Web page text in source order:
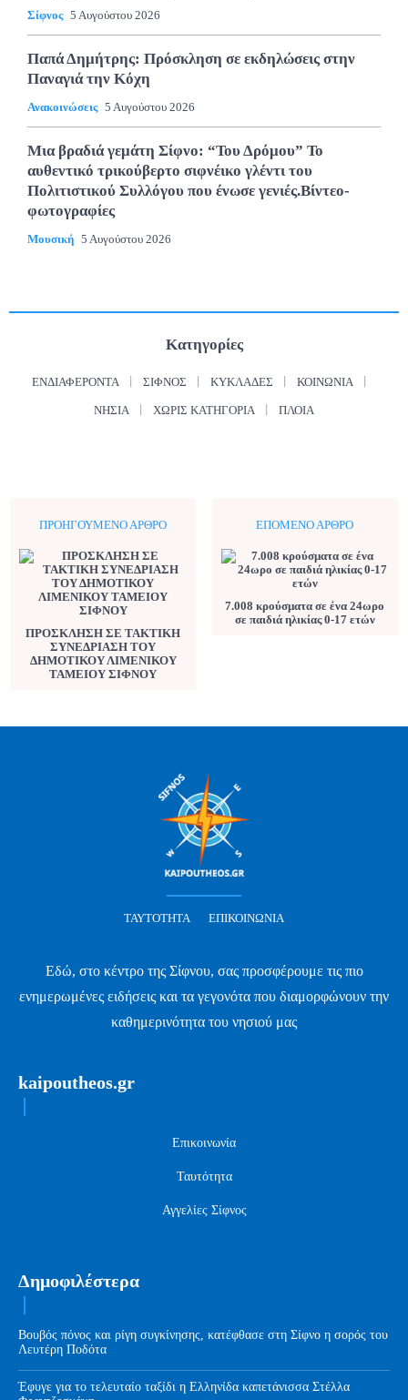
Σίφνος 5 Αυγούστου 2026
Παπά Δημήτρης: Πρόσκληση σε εκδηλώσεις στην
Παναγιά την Κόχη
Ανακοινώσεις 5 Αυγούστου 2026
Μια βραδιά γεμάτη Σίφνο: “Του Δρόμου” Το
αυθεντικό τρικούβερτο σιφνέικο γλέντι του
Πολιτιστικού Συλλόγου που ένωσε γενιές.Βίντεο-
φωτογραφίες
Μουσική 5 Αυγούστου 2026
Κατηγορίες
ΕΝΔΙΑΦΈΡΟΝΤΑ ΣΊΦΝΟΣ ΚΥΚΛΆΔΕΣ ΚΟΙΝΩΝΊΑ
ΝΗΣΙΆ ΧΩΡΊΣ ΚΑΤΗΓΟΡΊΑ ΠΛΟΊΑ
ΠΡΟΗΓΟΎΜΕΝΟ ΆΡΘΡΟ
ΠΡΟΣΚΛΗΣΗ ΣΕ ΤΑΚΤΙΚΗ
ΣΥΝΕΔΡΙΑΣΗ ΤΟΥ
ΔΗΜΟΤΙΚΟΥ ΛΙΜΕΝΙΚΟΥ
ΤΑΜΕΙΟΥ ΣΙΦΝΟΥ
ΕΠΌΜΕΝΟ ΆΡΘΡΟ
7.008 κρούσματα σε ένα 24ωρο
σε παιδιά ηλικίας 0-17 ετών
ΤΑΥΤΌΤΗΤΑ ΕΠΙΚΟΙΝΩΝΊΑ
Εδώ, στο κέντρο της Σίφνου, σας προσφέρουμε τις πιο
ενημερωμένες ειδήσεις και τα γεγονότα που διαμορφώνουν την
καθημερινότητα του νησιού μας
kaipoutheos.gr
Επικοινωνία
Ταυτότητα
Αγγελίες Σίφνος
Δημοφιλέστερα
Βουβός πόνος και ρίγη συγκίνησης, κατέφθασε στη Σίφνο η σορός του
Λευτέρη Ποδότα
Έφυγε για το τελευταίο ταξίδι η Ελληνίδα καπετάνισσα Στέλλα